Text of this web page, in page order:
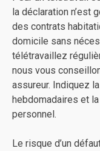
la déclaration n’est
des contrats
domicile sans
télétravaillez
nous vous
assureur. Indiquez
hebdomadaires et
personnel.
Le risque d’un